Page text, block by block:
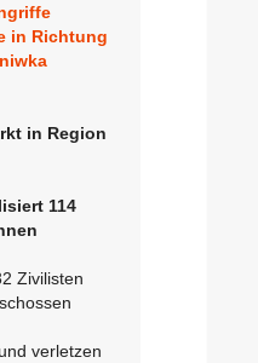
in Richtung
in Region
114
Zivilisten
verletzen